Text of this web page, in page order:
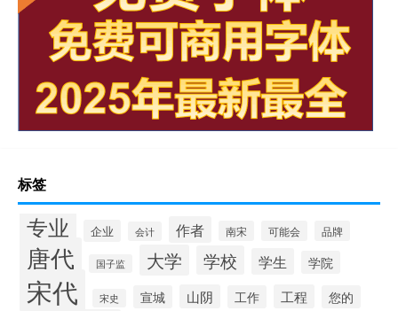
标签
专业 企业 会计 作者 南宋 可能会 品牌
唐代 国子监 大学 学校 学生 学院
宋代 宋史 宣城 山阴 工作 工程 您的